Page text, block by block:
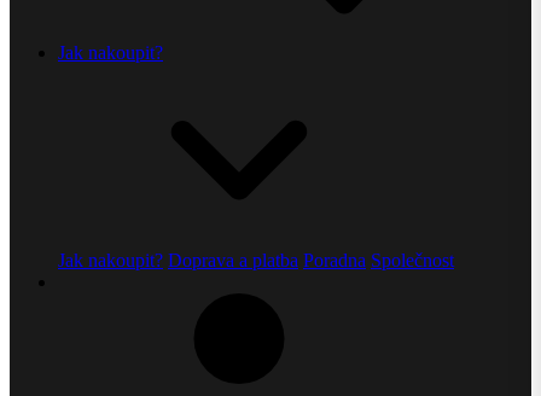
Jak nakoupit?
Jak nakoupit? Doprava a platba Poradna Společnost